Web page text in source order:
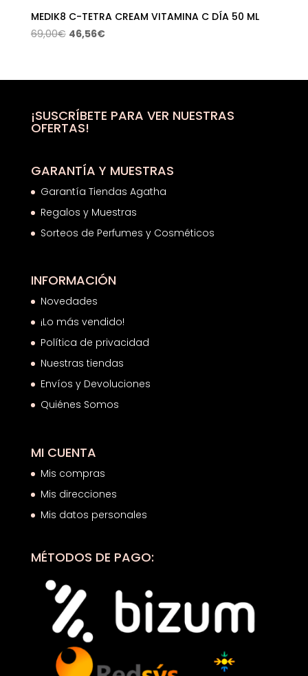
MEDIK8 C-TETRA CREAM VITAMINA C DÍA 50 ML
69,00€ El
era:
46,56€El
es:
¡SUSCRÍBETE PARA VER NUESTRAS
OFERTAS!
GARANTÍA Y MUESTRAS
Garantía Tiendas Agatha
Regalos y Muestras
Sorteos de Perfumes y Cosméticos
INFORMACIÓN
Novedades
¡Lo más vendido!
Política de privacidad
Nuestras tiendas
Envíos y Devoluciones
Quiénes Somos
MI CUENTA
Mis compras
Mis direcciones
Mis datos personales
MÉTODOS DE PAGO: